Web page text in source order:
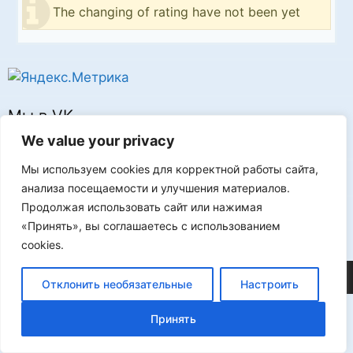
We value your privacy
Мы используем cookies для корректной работы сайта,
анализа посещаемости и улучшения материалов.
Продолжая использовать сайт или нажимая
«Принять», вы соглашаетесь с использованием
cookies.
Отклонить необязательные Настроить
Принять
The changing of rating have not been yet
Мы в VK
Реклама